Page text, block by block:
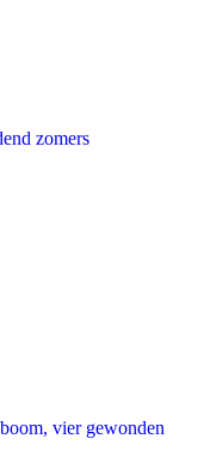
zomers
vier gewonden